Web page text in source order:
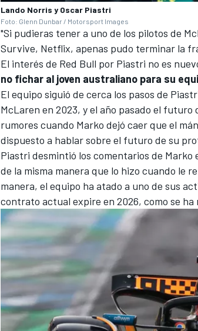
Lando Norris y Oscar Piastri
Foto: Glenn Dunbar / Motorsport Images
"Si pudieras tener a uno de los pilotos de
Survive, Netflix, apenas pudo terminar la
El interés de Red Bull por Piastri no es
no fichar al joven australiano para su
El equipo siguió de cerca los pasos de
McLaren en 2023, y el año pasado el
rumores cuando Marko dejó caer que el
dispuesto a hablar sobre el futuro de su
Piastri desmintió los comentarios de Marko
de la misma manera que lo hizo cuando le
manera, el equipo ha atado a uno de sus
contrato actual expire en 2026, como se